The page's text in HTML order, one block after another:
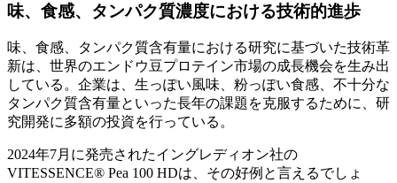
味、食感、タンパク質濃度における技術的進歩
味、食感、タンパク質含有量における研究に基づいた技術革
新は、世界のエンドウ豆プロテイン市場の成長機会を生み出
している。企業は、生っぽい風味、粉っぽい食感、不十分な
タンパク質含有量といった長年の課題を克服するために、研
究開発に多額の投資を行っている。
2024年7月に発売されたイングレディオン社の
VITESSENCE® Pea 100 HDは、その好例と言えるでしょ